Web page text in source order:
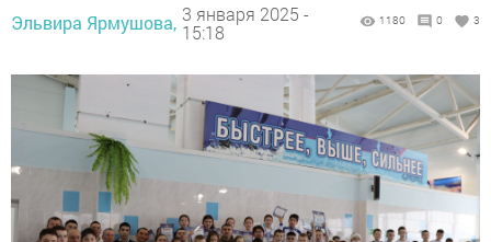
Эльвира Ярмушова, 3 января 2025 -
15:18
1180 0 3